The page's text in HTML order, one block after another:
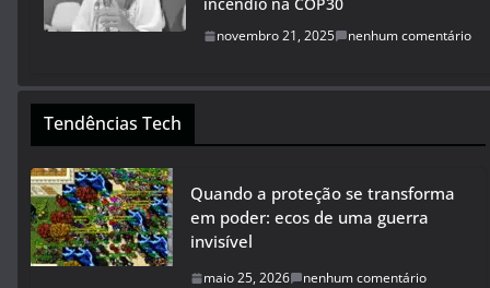
novembro 21, 2025 nenhum comentário
Tendências Tech
Quando a proteção se transforma
em poder: ecos de uma guerra
invisível
maio 25, 2026 nenhum comentário